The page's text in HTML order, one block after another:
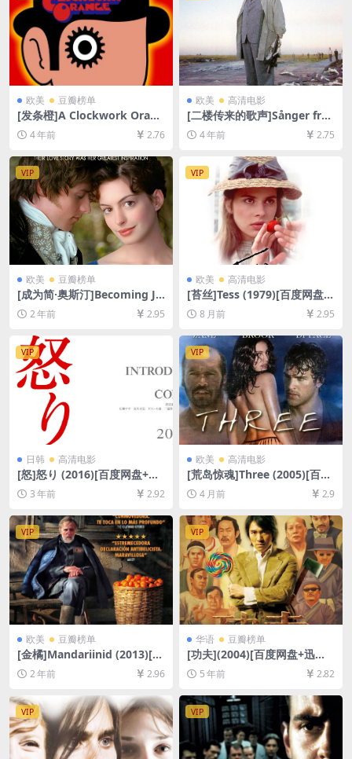
欧美 豆瓣榜单
[发条橙]A Clockwork Orang
e (1971)[百度网盘+迅雷云盘
资源1080P超清未删减][MP4/
4 年前 2.76
欧美 高清电影
[二楼传来的歌声]Sånger från
andra våningen (2000)[百度
网盘+迅雷云盘资源1080P超
字幕]
4 年前 2.75
VIP
欧美 豆瓣榜单
[成为简·奥斯汀]Becoming Ja
ne (2007)[百度网盘+夸克网盘
1080P超清未删减资源][网盘
在线播放/下载][MP4/7.9GB]
[中英字幕]
2 年前 2.95
VIP
欧美 高清电影
[苔丝]Tess (1979)[百度网盘
+夸克网盘1080P超清未删减
资源][网盘在线播放/下载][MP
4/12GB][中英字幕]
8 月前 2.95
VIP
日韩 高清电影
[怒]怒り (2016)[百度网盘+夸
克网盘1080P超清未删减资源]
[网盘在线播放/下载][MP4/8.
9GB][中文字幕]
3 年前 2.92
VIP
欧美 高清电影
[荒岛惊魂]Three (2005)[百度
网盘+夸克网盘1080P超清未
删减资源][网盘在线播放/下
载][MP4/6GB][中文字幕]
4 月前 2.9
VIP
欧美 豆瓣榜单
[金橘]Mandariinid (2013)[百
度网盘+夸克网盘1080P超清
未删减资源][网盘在线播放/下
2 年前 2.96
VIP
华语 豆瓣榜单
[功夫](2004)[百度网盘+迅雷
云盘资源1080P超清未删减]
[MP4/6.4GB][粤语中字]
5 年前 2.82
VIP VIP